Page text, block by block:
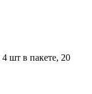
шт в пакете, 20